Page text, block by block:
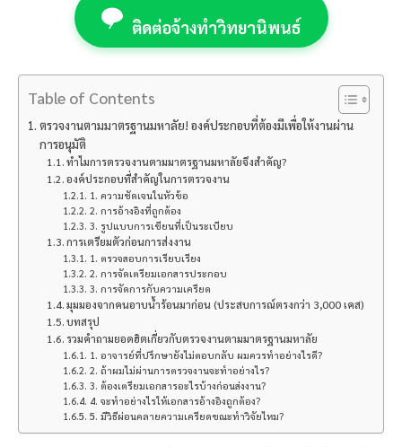
ติดต่อจ้างทำวิทยานิพนธ์
Table of Contents
ตรวจงานตามมาตรฐานมหาลัย! องค์ประกอบที่ต้องมีเพื่อให้งานผ่าน
การอนุมัติ
ทำไมการตรวจงานตามมาตรฐานมหาลัยจึงสำคัญ?
องค์ประกอบที่สำคัญในการตรวจงาน
1. ความชัดเจนในหัวข้อ
2. การอ้างอิงที่ถูกต้อง
3. รูปแบบการเขียนที่เป็นระเบียบ
การเตรียมตัวก่อนการส่งงาน
1. ตรวจสอบการเรียบเรียง
2. การจัดเตรียมเอกสารประกอบ
3. การจัดการกับความเครียด
มุมมองจากคนอาบน้ำร้อนมาก่อน (ประสบการณ์ตรงกว่า 3,000 เคส)
บทสรุป
รวมคำถามยอดฮิตเกี่ยวกับตรวจงานตามมาตรฐานมหาลัย
1. อาจารย์ที่ปรึกษายังไม่ตอบกลับ ผมควรทำอย่างไรดี?
2. ถ้าผมไม่ผ่านการตรวจงานจะทำอย่างไร?
3. ต้องเตรียมเอกสารอะไรบ้างก่อนส่งงาน?
4. จะทำอย่างไรให้เอกสารอ้างอิงถูกต้อง?
5. มีวิธีผ่อนคลายความเครียดขณะทำวิจัยไหม?